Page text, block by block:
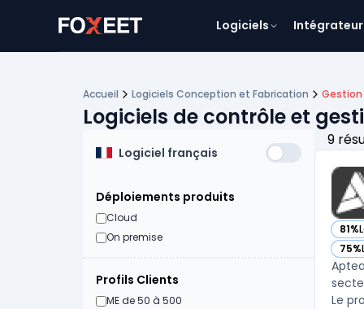
Logiciels
Accueil Logiciels Conception et Fabrication Gestion
Logiciels de contrôle et
Logiciel français
Déploiements produits
Cloud
On premise
Profils Clients
ME de 50 à 500
9
81%
—
75%
—
Le